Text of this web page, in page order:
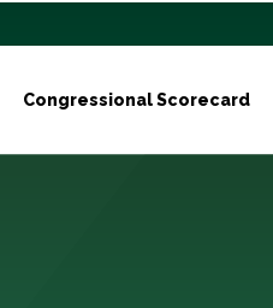
Congressional Scorecard